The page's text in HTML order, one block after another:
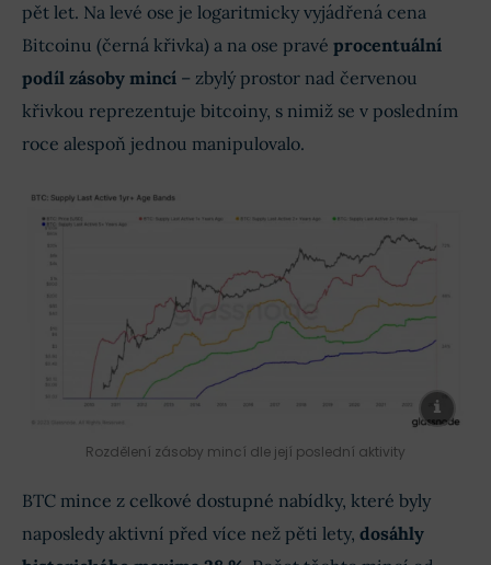
pět let. Na levé ose je logaritmicky vyjádřená cena
Bitcoinu (černá křivka) a na ose pravé procentuální
podíl zásoby mincí – zbylý prostor nad červenou
křivkou reprezentuje bitcoiny, s nimiž se v posledním
roce alespoň jednou manipulovalo.
Rozdělení zásoby mincí dle její poslední aktivity
BTC mince z celkové dostupné nabídky, které byly
naposledy aktivní před více než pěti lety, dosáhly